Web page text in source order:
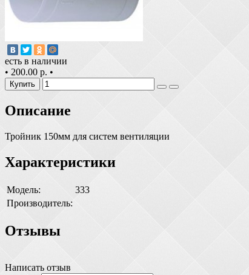
есть в наличии
• 200.00 р. •
Купить
Описание
Тройник 150мм для систем вентиляции
Характеристики
Модель:
333
Производитель:
Отзывы
Написать отзыв